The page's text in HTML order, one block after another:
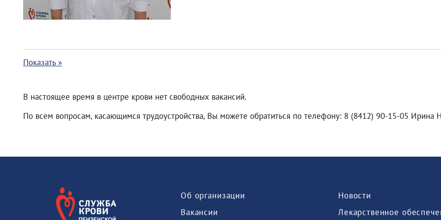
Показать »
В настоящее время в центре крови нет свободных вакансий.
По всем вопросам, касающимся трудоустройства, Вы можете обратиться по телефону: 8 (8412) 90-15-05 Ирина
Об организации
Вакансии
Новости
Лекарственное